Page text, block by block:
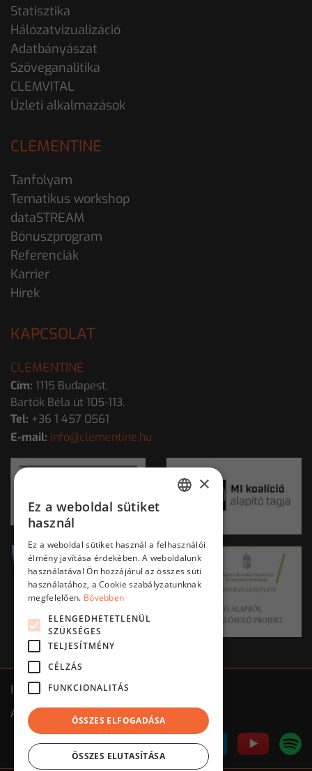
Statisztika
Hálózatvizualizáció
Adatbányászat
Szöveganalitika
CLEMVITAL
Üzleti alkalmazások
CLEMENTINE
Tanfolyam
Tematikus workshop
dataSTREAM
Bónuszprogram
Referenciák
Karrier
Hírek
KAPCSOLAT
CLEMENTINE
Cím: 1115 Budapest,
Bartók Béla út 105-113.
Tel: +36 1 457 0561
E-mail: info@clementine.hu
Impresszum
ÁSZF
Adatkezelés tájékoztató
×
Ez a weboldal sütiket
használ
Ez a weboldal sütiket használ a felhasználói
élmény javítása érdekében. A weboldalunk
használatával Ön hozzájárul az összes süti
használatához, a Cookie szabályzatunknak
megfelelően. Bővebben
ELENGEDHETETLENÜL
SZÜKSÉGES
TELJESÍTMÉNY
CÉLZÁS
FUNKCIONALITÁS
ÖSSZES ELFOGADÁSA
ÖSSZES ELUTASÍTÁSA